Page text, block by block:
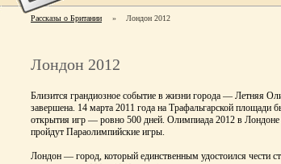
Рассказы о Британии » Лондон 2012
Лондон 2012
Близится грандиозное событие в жизни города — Летняя
завершена. 14 марта 2011 года на Трафальгарской
открытия игр — ровно 500 дней. Олимпиада 2012 в Лондоне
пройдут Параолимпийские игры.
Лондон — город, который единственным удостоился чести